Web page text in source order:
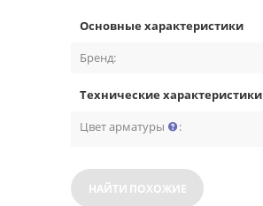
Основные характеристики
Бренд:
Технические характеристики
Цвет арматуры
:
НАЙТИ ПОХОЖИЕ